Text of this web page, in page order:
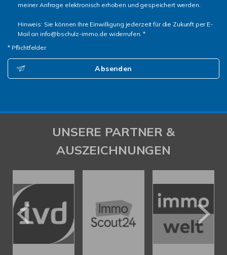
meiner Anfrage elektronisch erhoben und gespeichert werden.
Hinweis: Sie können Ihre Einwilligung jederzeit für die Zukunft per E-
Mail an info@bschulz-immo.de widerrufen. *
* Pflichtfelder
Absenden
UNSERE PARTNER &
AUSZEICHNUNGEN